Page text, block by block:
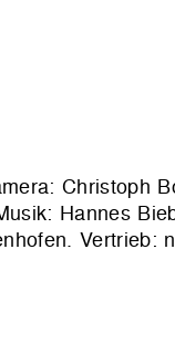
Christoph
Hannes
Vertrieb: